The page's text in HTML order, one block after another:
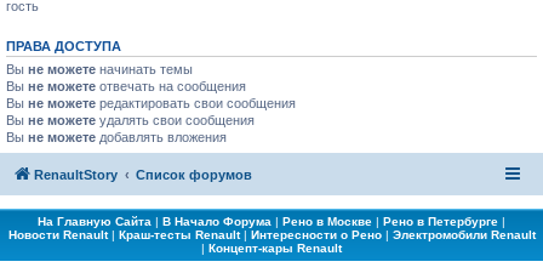
гость
ПРАВА ДОСТУПА
Вы не можете начинать темы
Вы не можете отвечать на сообщения
Вы не можете редактировать свои сообщения
Вы не можете удалять свои сообщения
Вы не можете добавлять вложения
RenaultStory Список форумов
На Главную Сайта | В Начало Форума | Рено в Москве | Рено в Петербурге |
Новости Renault| Краш-тесты Renault| Интересности о Рено| Электромобили Renault
| Концепт-кары Renault